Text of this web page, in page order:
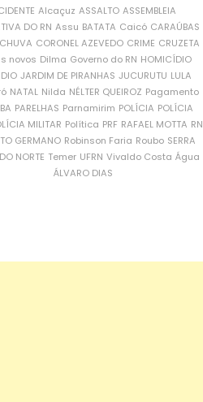
Alcaçuz ASSALTO ASSEMBLEIA
DO RN Assu BATATA Caicó CARAÚBAS
CORONEL AZEVEDO CRIME CRUZETA
novos Dilma Governo do RN HOMICÍDIO
JARDIM DE PIRANHAS JUCURUTU LULA
NATAL Nilda NÉLTER QUEIROZ Pagamento
PARELHAS Parnamirim POLÍCIA POLÍCIA
MILITAR Política PRF RAFAEL MOTTA RN
GERMANO Robinson Faria Roubo SERRA
NORTE Temer UFRN Vivaldo Costa Água
ÁLVARO DIAS